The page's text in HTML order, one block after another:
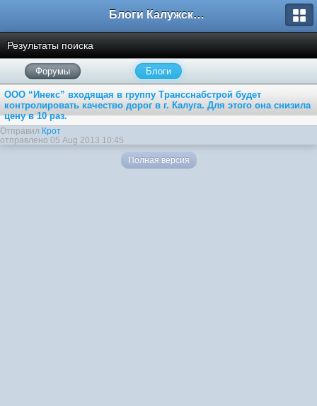
Блоги Калужского перекрестка
Результаты поиска
Форумы Блоги
ООО “Инекс” входящая в группу Трансснабстрой будет
контролировать качество дорог в г. Калуга. Для этого она снизила
цену в 10 раз.
Отправил Крот
отправлено 05 Aug 2013 10:45
Полная версия